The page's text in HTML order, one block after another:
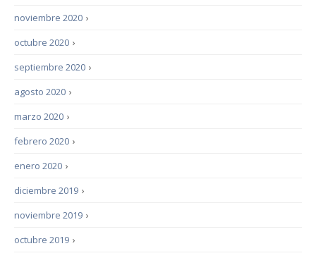
›
noviembre 2020
›
octubre 2020
›
septiembre 2020
›
agosto 2020
›
marzo 2020
›
febrero 2020
›
enero 2020
›
diciembre 2019
›
noviembre 2019
›
octubre 2019